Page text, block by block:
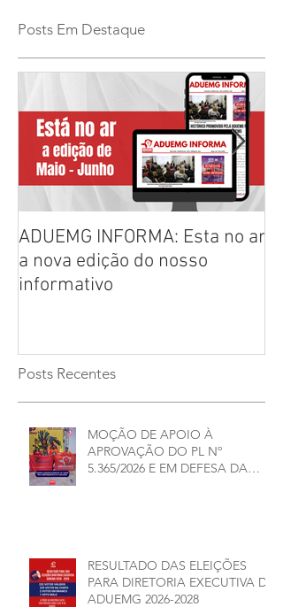
Posts Em Destaque
ADUEMG INFORMA: Esta no ar
a nova edição do nosso
informativo
Posts Recentes
MOÇÃO DE APOIO À
APROVAÇÃO DO PL Nº
5.365/2026 E EM DEFESA DA
RESULTADO DAS ELEIÇÕES
PARA DIRETORIA EXECUTIVA DA
ADUEMG 2026-2028